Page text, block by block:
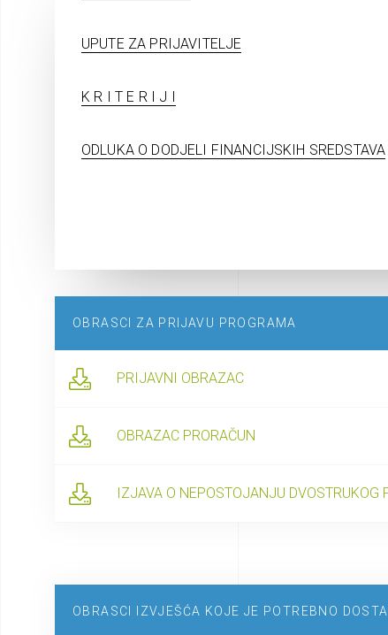
UPUTE ZA PRIJAVITELJE
K R I T E R I J I
ODLUKA O DODJELI FINANCIJSKIH SREDSTAVA
OBRASCI ZA PRIJAVU PROGRAMA
PRIJAVNI OBRAZAC
OBRAZAC PRORAČUN
IZJAVA O NEPOSTOJANJU DVOSTRUKOG
OBRASCI IZVJEŠĆA KOJE JE POTREBNO